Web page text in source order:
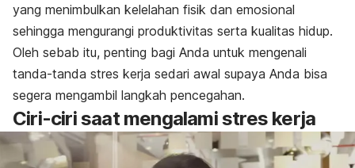
yang menimbulkan kelelahan fisik dan emosional
sehingga mengurangi produktivitas serta kualitas hidup.
Oleh sebab itu, penting bagi Anda untuk mengenali
tanda-tanda stres kerja sedari awal supaya Anda bisa
segera mengambil langkah pencegahan.
Ciri-ciri saat mengalami stres kerja